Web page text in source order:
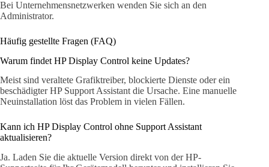
Bei Unternehmensnetzwerken wenden Sie sich an den
Administrator.
Häufig gestellte Fragen (FAQ)
Warum findet HP Display Control keine Updates?
Meist sind veraltete Grafiktreiber, blockierte Dienste oder ein
beschädigter HP Support Assistant die Ursache. Eine manuelle
Neuinstallation löst das Problem in vielen Fällen.
Kann ich HP Display Control ohne Support Assistant
aktualisieren?
Ja. Laden Sie die aktuelle Version direkt von der HP-